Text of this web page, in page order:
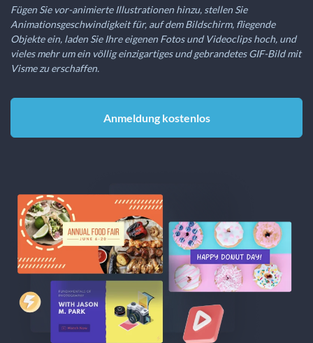
Fügen Sie vor-animierte Illustrationen hinzu, stellen Sie
Animationsgeschwindigkeit für, auf dem Bildschirm, fliegende
Objekte ein, laden Sie Ihre eigenen Fotos und Videoclips hoch, und
vieles mehr um ein völlig einzigartiges und gebrandetes GIF-Bild mit
Visme zu erschaffen.
Anmeldung kostenlos